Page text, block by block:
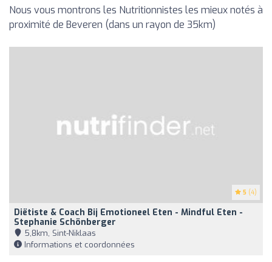
Nous vous montrons les Nutritionnistes les mieux notés à
proximité de Beveren (dans un rayon de 35km)
5 (4)
Diëtiste & Coach Bij Emotioneel Eten - Mindful Eten -
Stephanie Schönberger
5,8km, Sint-Niklaas
Informations et coordonnées